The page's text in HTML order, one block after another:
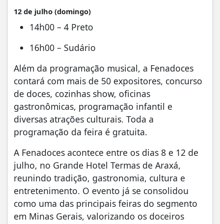
12 de julho (domingo)
14h00 – 4 Preto
16h00 – Sudário
Além da programação musical, a Fenadoces
contará com mais de 50 expositores, concurso
de doces, cozinhas show, oficinas
gastronômicas, programação infantil e
diversas atrações culturais. Toda a
programação da feira é gratuita.
A Fenadoces acontece entre os dias 8 e 12 de
julho, no Grande Hotel Termas de Araxá,
reunindo tradição, gastronomia, cultura e
entretenimento. O evento já se consolidou
como uma das principais feiras do segmento
em Minas Gerais, valorizando os doceiros